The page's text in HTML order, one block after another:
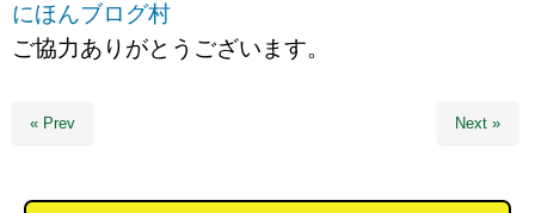
にほんブログ村
ご協力ありがとうございます。
« Prev Next »